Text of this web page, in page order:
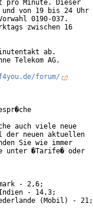
pro Minute. Dieser
von 19 bis 24 Uhr
0190-037.
zwischen 16
ab.
Telekom AG.
forum/
auch viele neue
der neuen aktuellen
Sie wie immer
unter �Tarife� oder
- 2,6;
- 14,3;
(Mobil) - 21;